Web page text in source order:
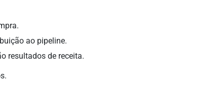
ao pipeline.
resultados de receita.